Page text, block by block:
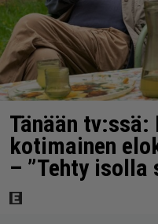
Tänään tv:ssä:
kotimainen
– ”Tehty isolla